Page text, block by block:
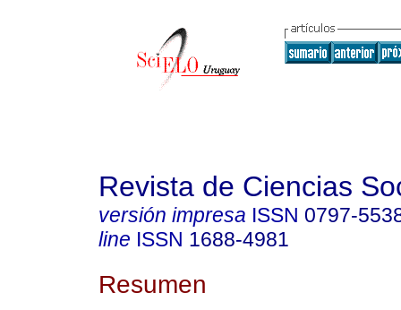
Revista de Ciencias
versión impresa ISSN 0797-
line ISSN 1688-4981
Resumen